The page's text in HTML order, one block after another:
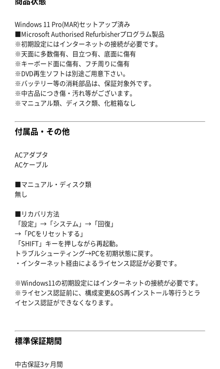
Windows 11 Pro(MAR)セットアップ済み
■Microsoft Authorised Refurbisherプログラム製品
※初期設定にはインターネットの接続が必要です。
※天面に多数傷有、目立つ有、底面に傷有
※キーボード面に傷有、フチ周りに傷有
※DVD再生ソフトは別途ご用意下さい。
※バッテリー等の消耗部品は、保証対象外です。
※中古品につき傷・汚れ等がございます。
※マニュアル類、ディスク類、化粧箱なし
付属品・その他
ACアダプタ
ACケーブル
■マニュアル・ディスク類
無し
■リカバリ方法
「設定」→「システム」→「回復」
→「PCをリセットする」
「SHIFT」キーを押しながら再起動。
トラブルシューティング→PCを初期状態に戻す。
・インターネット経由によるライセンス認証が必要です。
※Windows11の初期設定にはインターネットの接続が必要です。
※ライセンス認証前に、構成変更&OS再インストール等行うとラ
イセンス認証ができなくなります。
標準保証期間
中古保証3ヶ月間